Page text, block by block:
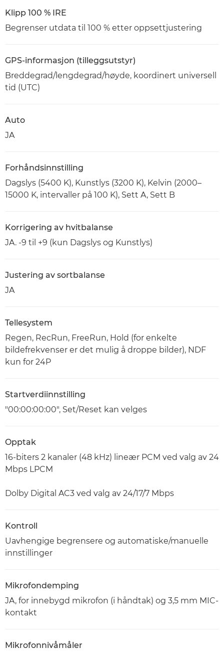
Klipp 100 % IRE
Begrenser utdata til 100 % etter oppsettjustering
GPS-informasjon (tilleggsutstyr)
Breddegrad/lengdegrad/høyde, koordinert universell
tid (UTC)
Auto
JA
Forhåndsinnstilling
Dagslys (5400 K), Kunstlys (3200 K), Kelvin (2000–
15000 K, intervaller på 100 K), Sett A, Sett B
Korrigering av hvitbalanse
JA. -9 til +9 (kun Dagslys og Kunstlys)
Justering av sortbalanse
JA
Tellesystem
Regen, RecRun, FreeRun, Hold (for enkelte
bildefrekvenser er det mulig å droppe bilder), NDF
kun for 24P
Startverdiinnstilling
"00:00:00:00", Set/Reset kan velges
Opptak
16-biters 2 kanaler (48 kHz) lineær PCM ved valg av 24
Mbps LPCM
Dolby Digital AC3 ved valg av 24/17/7 Mbps
Kontroll
Uavhengige begrensere og automatiske/manuelle
innstillinger
Mikrofondemping
JA, for innebygd mikrofon (i håndtak) og 3,5 mm MIC-
kontakt
Mikrofonnivåmåler